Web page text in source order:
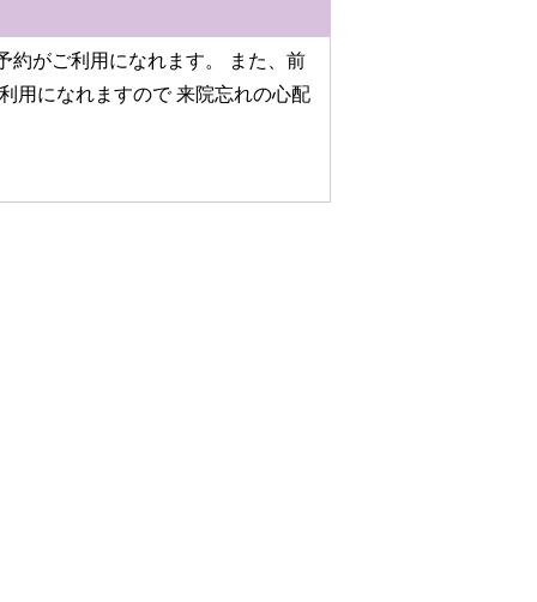
約がご利用になれます。 また、前
用になれますので 来院忘れの心配